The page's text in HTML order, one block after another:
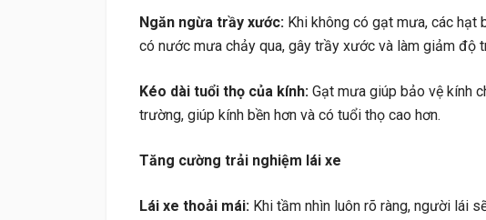
Ngăn ngừa trầy xước: Khi không có gạt mưa, các hạt
có nước mưa chảy qua, gây trầy xước và làm giảm độ
Kéo dài tuổi thọ của kính: Gạt mưa giúp bảo vệ kính
trường, giúp kính bền hơn và có tuổi thọ cao hơn.
Tăng cường trải nghiệm lái xe
Lái xe thoải mái: Khi tầm nhìn luôn rõ ràng, người lái